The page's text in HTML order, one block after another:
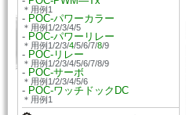
＊用例1
- POC-パワーカラー
＊用例1/2/3/4/5
- POC-パワーリレー
＊用例1/2/3/4/5/6/7/8/9
- POC-リレー
＊用例1/2/3/4/5/6/7/8/9
- POC-サーボ
＊用例1/2/3/4/5/6
- POC-ワッチドックDC
＊用例1